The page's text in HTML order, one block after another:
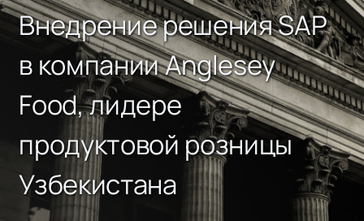
Внедрение решения SAP
в компании Anglesey
Food, лидере
продуктовой розницы
Узбекистана